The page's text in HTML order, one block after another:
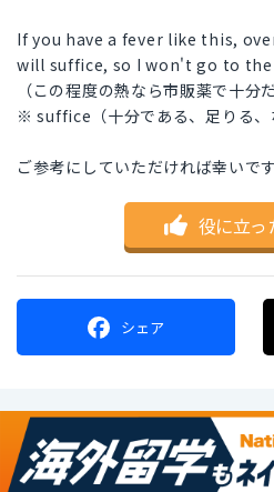
If you have a fever like this,
will suffice, so I won't go to
（この程度の熱なら市販薬で十分
※ suffice（十分である、足りる、
ご参考にしていただければ幸いです
役に立っ
シェア